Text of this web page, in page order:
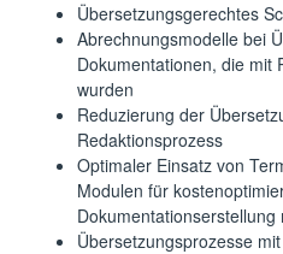
⁪⁪⁪‍​‌​​​‍‌​‌​‌‍‍​​‍‌‌​‍​‍‌‌‌‍‍‌​​‍‌​‍‌​‍‌⁪Übersetzungsgerechtes
⁪⁪⁪‍‍​‍​‍​‌‌​‌‍‌‍​​‌‍​​​​​‍​‌‍‍​‌​​‍​​​‌‌​‍⁪Abrechnungsmodelle bei
Dokumentationen, die mit
wurden⁪⁪
⁪⁪⁪‌‌​‍​‍‌​‌‌‌‍‌‍‍‌‌​‌‍‍‌‍​‍‍‍‍‌‍​​‌‌​‌​‍​‍⁪Reduzierung der
Redaktionsprozess⁪⁪
⁪⁪⁪‌‍‍​‌​​‌‍​‌​​‍‌​​​​‌​​‌‍‍‍‍‍‌​​‌​‌‌​‌‍‍⁪Optimaler Einsatz von
Modulen für
Dokumentationserstellung
⁪⁪⁪‌​​​‍‍‌​‌‍‌​​‌‍‍​​‍​​‌‍‌‍‍​​‍‌‍‍​​​‍‌‍‍​‌⁪Übersetzungsprozesse